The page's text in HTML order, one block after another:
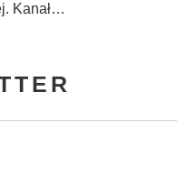
Kanał…